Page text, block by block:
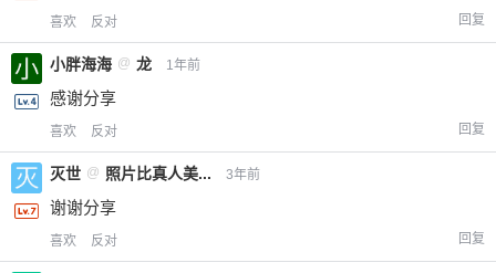
喜欢 反对 回复
小胖海海 @ 龙 1年前
感谢分享
喜欢 反对 回复
灭世 @ 照片比真人美... 3年前
谢谢分享
喜欢 反对 回复